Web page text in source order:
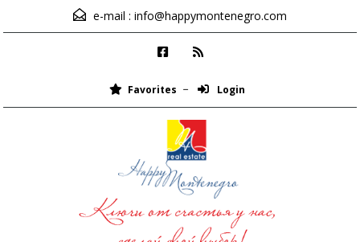
e-mail : info@happymontenegro.com
Favorites Login